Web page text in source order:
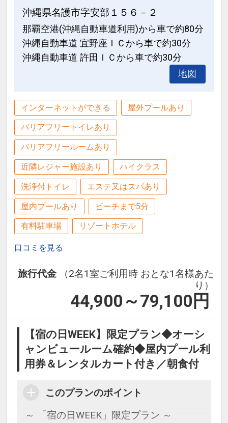
名護市街地に立地♪
●客室フロアへ乾燥室を設置♪（ガス式乾
燥機を設置致します）
●インターネット用ＰＣ・図書コーナー
大浴場のご案内
最上階の海側に面した、大浴場を併設。
宿泊者専用となります。（代金不要）
【営業時間】
ＡＭ６：００～９：００
ＰＭ１６：００～２２：００
※バスタオル・浴衣は客室に備え付けの
物をご利用ください。
設定期間：2026年6月1日～2026年10月
31日
インターネットコース番号：DP-1-
●インターネット用ＰＣ・図書コーナー
あり♪
大浴場のご案内
最上階の海側に面した、大浴場を併設。
宿泊者専用となります。（代金不要）
【営業時間】
ＡＭ６：００～９：００
ＰＭ１６：００～２２：００
※バスタオル・浴衣は客室に備え付けの
物をご利用ください。
設定期間：2026年4月1日～2027年3月
31日
インターネットコース番号：DP-1-
17445498
沖縄県名護市字安部１５６－２
那覇空港(沖縄自動車道利用)から車で約80分
沖縄自動車道 宜野座ＩＣから車で約30分
沖縄自動車道 許田ＩＣから車で約30分
地図
インターネットができる 屋外プールあり
バリアフリートイレあり
バリアフリールームあり
近隣レジャー施設あり ハイクラス
洗浄付トイレ エステ又はスパあり
屋内プールあり ビーチまで5分
有料駐車場 リゾートホテル
口コミを見る
旅行代金
（2名1室ご利用時 おとな1名様あた
り）
44,900～79,100 円
【宿の日WEEK】限定プラン◆オーシ
ャンビュールーム確約◆屋内プール利
用券＆レンタルカート付き／朝食付
このプランのポイント
～ 「宿の日WEEK」限定プラン ～